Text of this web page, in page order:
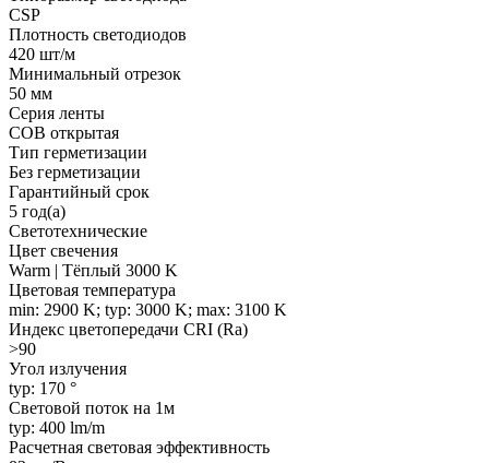
CSP
Плотность светодиодов
420 шт/м
Минимальный отрезок
50 мм
Серия ленты
COB открытая
Тип герметизации
Без герметизации
Гарантийный срок
5 год(а)
Светотехнические
Цвет свечения
Warm | Тёплый 3000 K
Цветовая температура
min: 2900 K; typ: 3000 K; max: 3100 K
Индекс цветопередачи CRI (Ra)
>90
Угол излучения
typ: 170 °
Световой поток на 1м
typ: 400 lm/m
Расчетная световая эффективность